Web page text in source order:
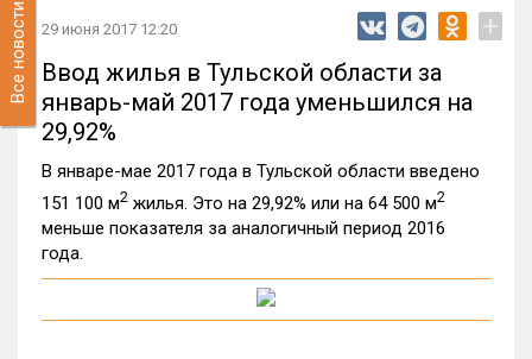
Все новости 29 июня 2017 12:20 +
Ввод жилья в Тульской области за
январь-май 2017 года уменьшился на
29,92%
В январе-мае 2017 года в Тульской области введено
151 100 м2 жилья. Это на 29,92% или на 64 500 м2
меньше показателя за аналогичный период 2016
года.